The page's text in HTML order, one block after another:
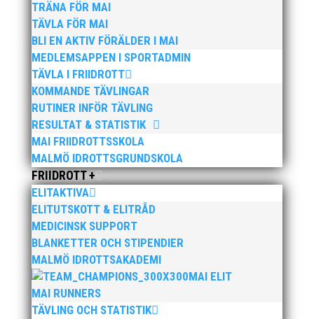
TRÄNA FÖR MAI
TÄVLA FÖR MAI
BLI EN AKTIV FÖRÄLDER I MAI
MEDLEMSAPPEN I SPORTADMIN
TÄVLA I FRIIDROTT
KOMMANDE TÄVLINGAR
RUTINER INFÖR TÄVLING
RESULTAT & STATISTIK
MAI FRIIDROTTSSKOLA
MALMÖ IDROTTSGRUNDSKOLA
FRIIDROTT +
ELITAKTIVA
ELITUTSKOTT & ELITRÅD
MEDICINSK SUPPORT
BLANKETTER OCH STIPENDIER
MALMÖ IDROTTSAKADEMI
MAI ELIT
MAI RUNNERS
TÄVLING OCH STATISTIK
På Photamera hittar du bilder från loppet.
>>Till Photamera!
>>Fler bilder från Malmöloppet 2016, klicka här!
Vi ses lördag den 10 juni 2017!
Bild från Malmöloppet, lördag 11 juni 2016.
Foto: Søren Busk
Publicerat tidigare